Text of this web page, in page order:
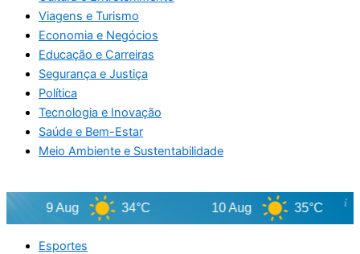
Viagens e Turismo
Economia e Negócios
Educação e Carreiras
Segurança e Justiça
Política
Tecnologia e Inovação
Saúde e Bem-Estar
Meio Ambiente e Sustentabilidade
9 Aug 34°C 10 Aug 35°C
Esportes